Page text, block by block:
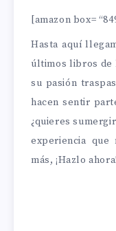
[amazon box=
Hasta aquí
últimos libros de
su pasión
hacen sentir
¿quieres
experiencia que
más, ¡Hazlo ahora!